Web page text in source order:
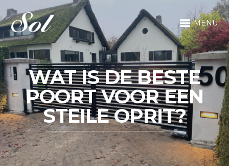
MENU
WAT IS DE BESTE
POORT VOOR EEN
STEILE OPRIT?